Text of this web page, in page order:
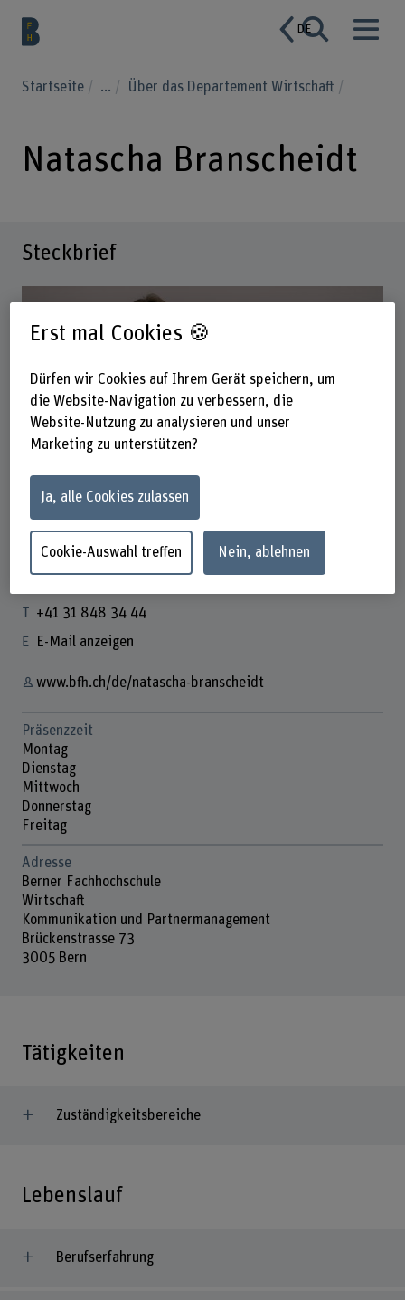
DE
Startseite ... Über das Departement Wirtschaft
Natascha Branscheidt
Steckbrief
Leiterin Kommunikation und PM
+41 31 848 34 44
E-Mail anzeigen
www.bfh.ch/de/natascha-branscheidt
Präsenzzeit
Montag
Dienstag
Mittwoch
Donnerstag
Freitag
Adresse
Berner Fachhochschule
Wirtschaft
Kommunikation und Partnermanagement
Brückenstrasse 73
3005 Bern
Tätigkeiten
Zuständigkeitsbereiche
Lebenslauf
Berufserfahrung
Erst mal Cookies 🍪
Dürfen wir Cookies auf Ihrem Gerät speichern, um
die Website-Navigation zu verbessern, die
Website-Nutzung zu analysieren und unser
Marketing zu unterstützen?
Ja, alle Cookies zulassen
Cookie-Auswahl treffen Nein, ablehnen